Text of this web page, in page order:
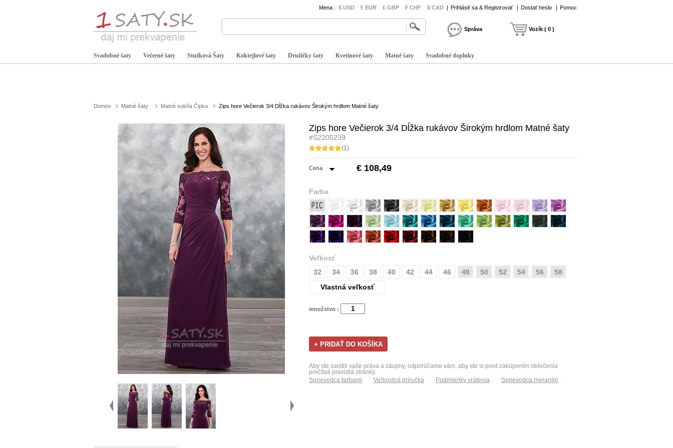
Mena : $ USD € EUR £ GBP ₣ CHF $ CAD | Prihlásiť sa & Registrovať | Dostať heslo | Pomoc
Správa Vozík ( 0 )
Svadobné šaty Večerné šaty Stužková Šaty Koktejlové šaty Družičky šaty Kvetinové šaty Matné šaty Svadobné doplnky
Domov Matné šaty Matné sukňa Čipka Zips hore Večierok 3/4 Dĺžka rukávov Širokým hrdlom Matné šaty
Zips hore Večierok 3/4 Dĺžka rukávov Širokým hrdlom Matné šaty
#S2205239
(1)
Cena € 108,49
Farba
Veľkosť
32
34 36 38 40 42 44 46 48 50 52 54 56
58
Vlastná veľkosť
množstvo :
Aby ste zaistili vaše práva a záujmy, odporúčame vám, aby ste si pred zakúpením oblečenia
prečítali pravidlá stránky.
Sprievodca farbami
Veľkostná príručka Podmienky vrátenia Sprievodca meraním